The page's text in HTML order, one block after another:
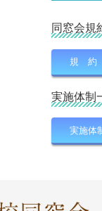
同窓会規
規 約
実施体制
実施体